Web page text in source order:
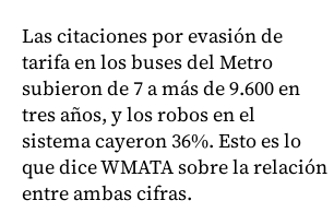
Las citaciones por evasión de
tarifa en los buses del Metro
subieron de 7 a más de 9.600 en
tres años, y los robos en el
sistema cayeron 36%. Esto es lo
que dice WMATA sobre la relación
entre ambas cifras.